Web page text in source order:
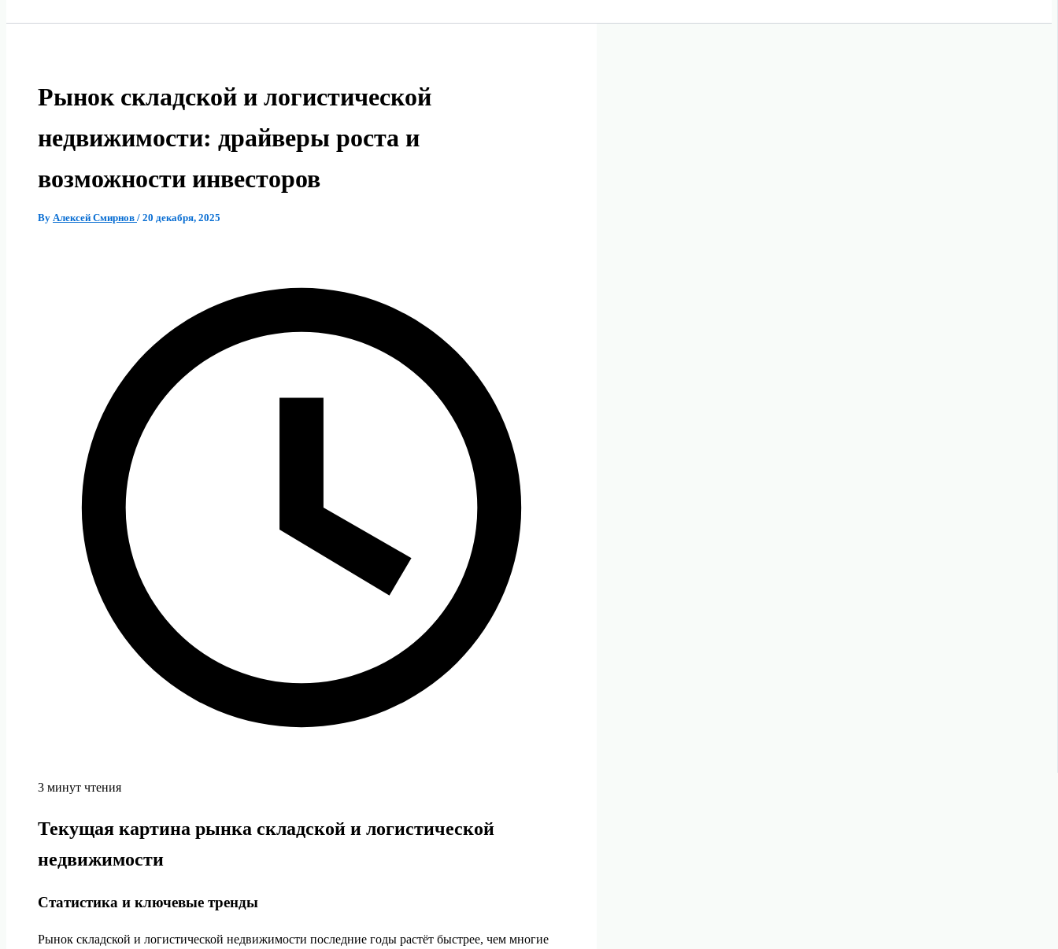
Рынок складской и логистической
недвижимости: драйверы роста и
возможности инвесторов
By Алексей Смирнов / 20 декабря, 2025
3 минут чтения
Текущая картина рынка складской и логистической
недвижимости
Статистика и ключевые тренды
Рынок складской и логистической недвижимости последние годы растёт быстрее, чем многие